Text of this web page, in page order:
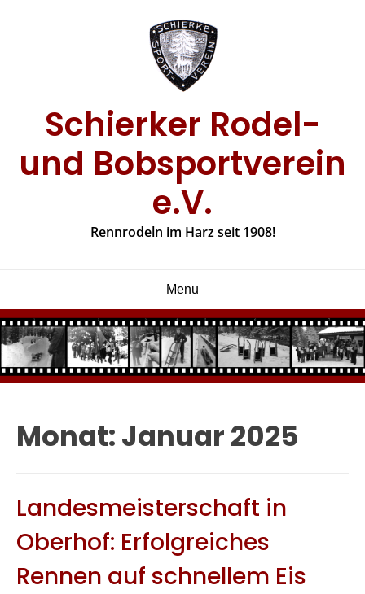
Schierker Rodel-
und Bobsportverein
e.V.
Rennrodeln im Harz seit 1908!
Menu
Monat:Januar 2025
Landesmeisterschaft in
Oberhof: Erfolgreiches
Rennen auf schnellem Eis